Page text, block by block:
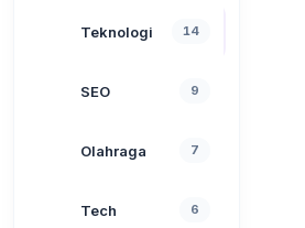
Teknologi 14
SEO 9
Olahraga 7
Tech 6